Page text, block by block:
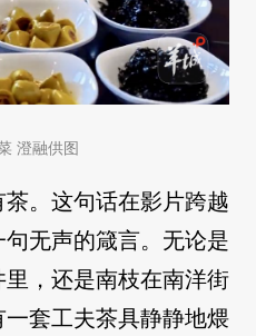
澄融供图
。这句话在影片跨越
无声的箴言。无论是
，还是南枝在南洋街
套工夫茶具静静地煨